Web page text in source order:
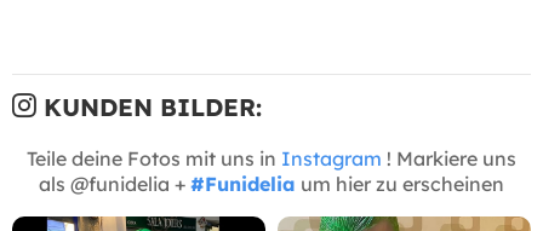
KUNDEN BILDER:
Teile deine Fotos mit uns in Instagram ! Markiere uns
als @funidelia + #Funidelia um hier zu erscheinen